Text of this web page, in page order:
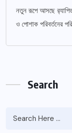
নতুন রূপে আসছে
ও পোশাক পরিবর্তনের
Search